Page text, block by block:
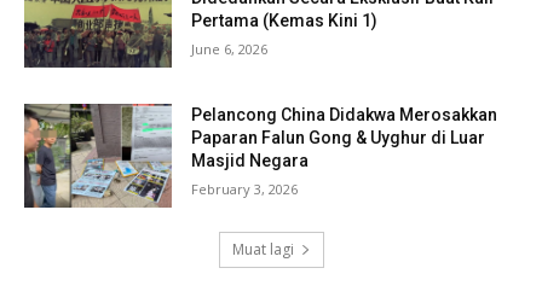
Pertama (Kemas Kini 1)
June 6, 2026
Pelancong China Didakwa Merosakkan
Paparan Falun Gong & Uyghur di Luar
Masjid Negara
February 3, 2026
Muat lagi